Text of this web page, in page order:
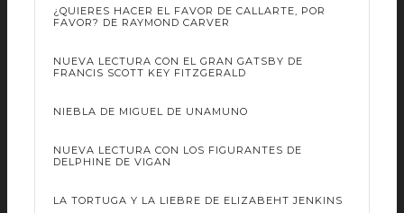
¿QUIERES HACER EL FAVOR DE CALLARTE, POR
FAVOR? DE RAYMOND CARVER
NUEVA LECTURA CON EL GRAN GATSBY DE
FRANCIS SCOTT KEY FITZGERALD
NIEBLA DE MIGUEL DE UNAMUNO
NUEVA LECTURA CON LOS FIGURANTES DE
DELPHINE DE VIGAN
LA TORTUGA Y LA LIEBRE DE ELIZABEHT JENKINS